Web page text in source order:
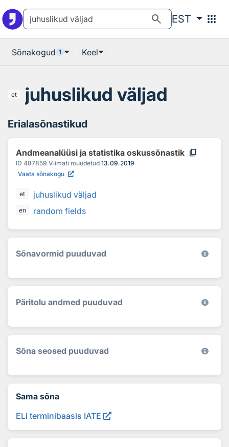
search EST apps
Sõnakogud 1 Keel
et juhuslikud väljad
Erialasõnastikud
Andmeanalüüsi ja statistika oskussõnastik content_copy
ID 487859 Viimati muudetud 13.09.2019
Vaata sõnakogu
et juhuslikud väljad
en random fields
Sõnavormid puuduvad
Päritolu andmed puuduvad
Sõna seosed puuduvad
Sama sõna
ELi terminibaasis IATE